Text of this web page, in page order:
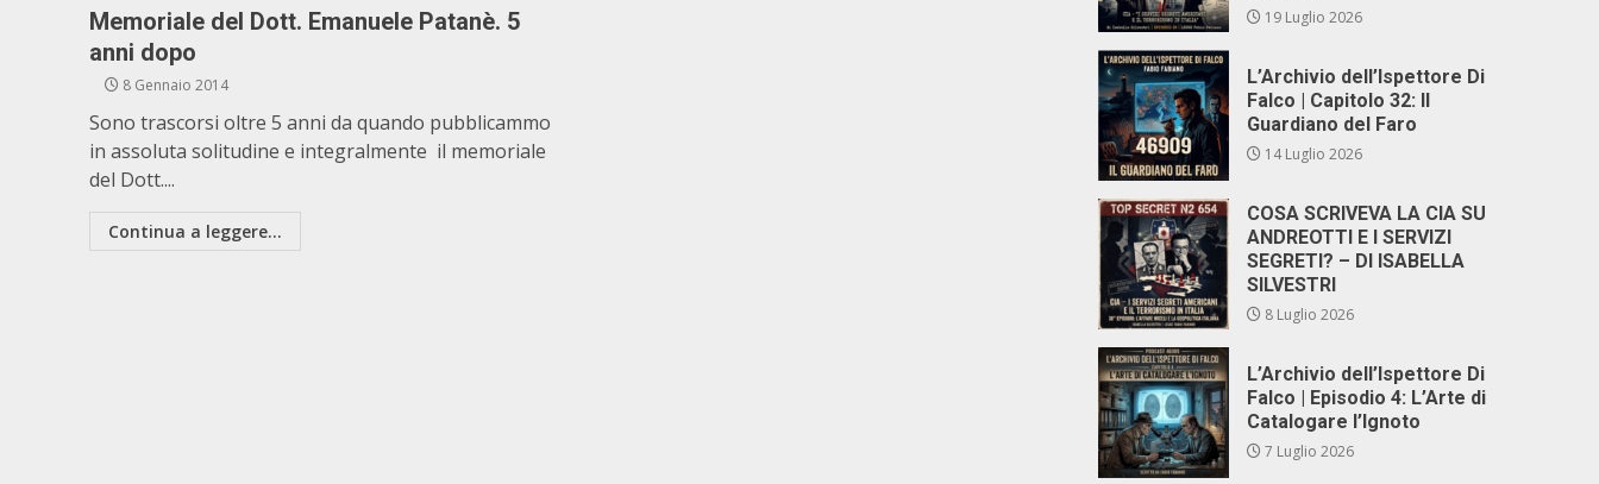
Memoriale del Dott. Emanuele Patanè. 5
anni dopo
8 Gennaio 2014
Sono trascorsi oltre 5 anni da quando pubblicammo
in assoluta solitudine e integralmente il memoriale
del Dott....
Continua a leggere...
19 Luglio 2026
L’Archivio dell’Ispettore Di
Falco | Capitolo 32: Il
Guardiano del Faro
14 Luglio 2026
COSA SCRIVEVA LA CIA SU
ANDREOTTI E I SERVIZI
SEGRETI? – DI ISABELLA
SILVESTRI
8 Luglio 2026
L’Archivio dell’Ispettore Di
Falco | Episodio 4: L’Arte di
Catalogare l’Ignoto
7 Luglio 2026